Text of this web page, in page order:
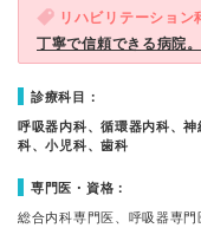
リハビリテーション
丁寧で信頼できる病院。
診療科目：
呼吸器内科、循環器内科、
科、小児科、歯科
専門医・資格：
総合内科専門医、呼吸器専